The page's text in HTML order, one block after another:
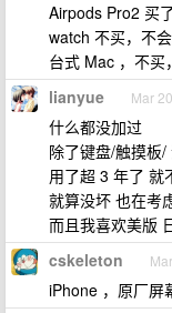
Airpods Pro2 买
watch 不买，不
台式 Mac ，不买
lianyue Mar
什么都没加过
除了键盘/触摸板
用了超 3 年了 就
就算没坏 也在考
而且我喜欢美版
cskeleton
iPhone ，原厂屏